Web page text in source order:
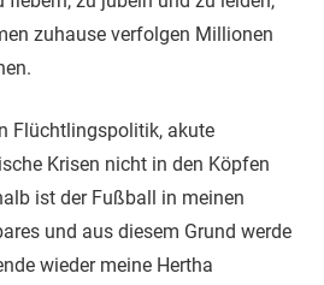
zuhause verfolgen Millionen
Flüchtlingspolitik, akute
Krisen nicht in den Köpfen
ist der Fußball in meinen
und aus diesem Grund werde
wieder meine Hertha